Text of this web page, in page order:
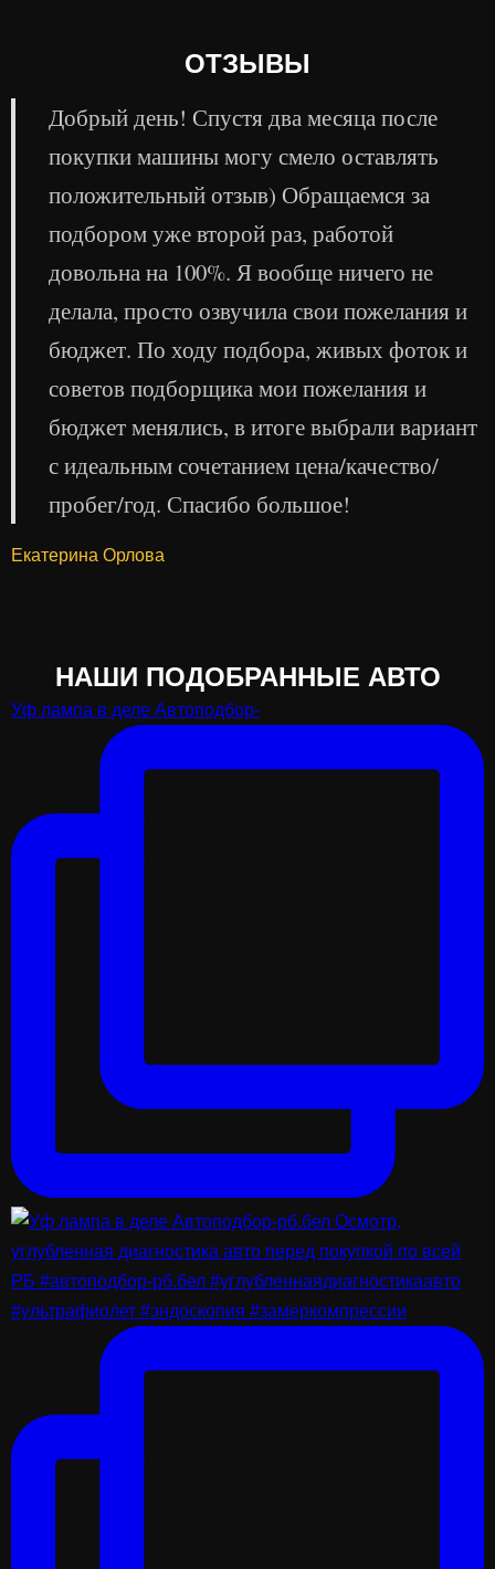
ОТЗЫВЫ
Добрый день! Спустя два месяца после
покупки машины могу смело оставлять
положительный отзыв) Обращаемся за
подбором уже второй раз, работой
довольна на 100%. Я вообще ничего не
делала, просто озвучила свои пожелания и
бюджет. По ходу подбора, живых фоток и
советов подборщика мои пожелания и
бюджет менялись, в итоге выбрали вариант
с идеальным сочетанием цена/качество/
пробег/год. Спасибо большое!
Екатерина Орлова
НАШИ ПОДОБРАННЫЕ АВТО
Уф лампа в деле Автоподбор-